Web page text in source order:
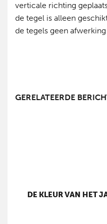
verticale richting
de tegel is alleen
de tegels geen
GERELATEERDE
DE KLEUR VAN HET